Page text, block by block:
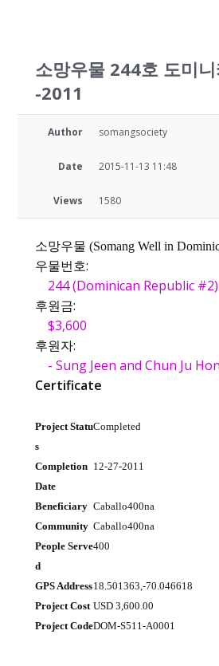
소망우물 244호 도미
-2011
Author somangsociety
Date 2015-11-13 11:48
Views 1580
소망우물 (Somang Well in
우물번호:
244 (Dominican Republic #2)
후원금:
$3,600
후원자:
- Sung Jeen and Chun Ju
Certificate
Project Statu
s
Completed
Completion
Date
12-27-2011
Beneficiary Caballo400na
Community Caballo400na
People Serve
d
400
GPS Address18.501363,-70.046618
Project Cost USD 3,600.00
Project CodeDOM-S511-A0001